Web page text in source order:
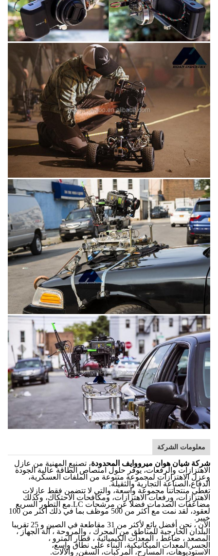
معلومات الشركة
شركة شيان هوان ميرووايف المحدودة، تصنيع المهنية من عازل
الاهتزازات والرفعات، يوفر حلول امتصاص الطاقة عالية الجودة
وعزل الاهتزازات لمجموعة متنوعة من الملفات العسكرية،
الدفاع،الصناعة التجارية والثقيلة.
تغطي منتجاتنا مجموعة واسعة، والتي لا تتضمن فقط عازلات
الاهتزازات، ورفعات الاهتزازات، ومكافحات الاحتكاك، وكذلك
مضاعفات الصدمات فضلا عن مرشحات LC.مع التطور السريع
لعقود، لقد نمت مع أكثر من 500 موظف بما في ذلك أكثر من 100
خبير.
الآن ، نحن أفضل بائع لأكثر من 31 مقاطعة في الصين و 25 تقريبا
البلدان الخارجية للمناطق من المحرك ، والمروحة ، آلة الجهاز ،
المصعد ، ضاغط ، المعدات الكيميائية ، قطار المترو ،
الجسر,المعدات الميكانيكية، البناء على نطاق واسع،
الاستوديوهات، المسارح، المركبات، السفن، والآلات.